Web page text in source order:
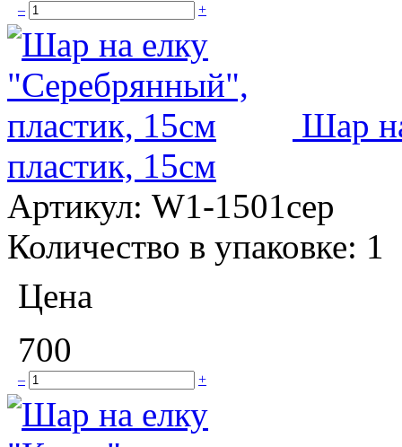
– +
Шар
пластик, 15см
Артикул: W1-1501сер
Количество в упаковке: 1
Цена
700
– +